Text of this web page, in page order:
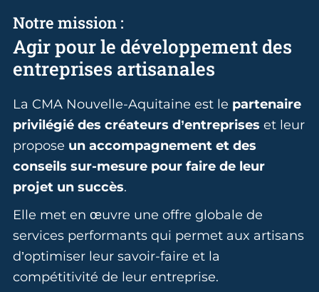
Agir pour le développement des
entreprises artisanales
Notre mission :
La CMA Nouvelle-Aquitaine est le partenaire
privilégié des créateurs d’entreprises et leur
propose un accompagnement et des
conseils sur-mesure pour faire de leur
projet un succès.
Elle met en œuvre une offre globale de
services performants qui permet aux artisans
d’optimiser leur savoir-faire et la
compétitivité de leur entreprise.